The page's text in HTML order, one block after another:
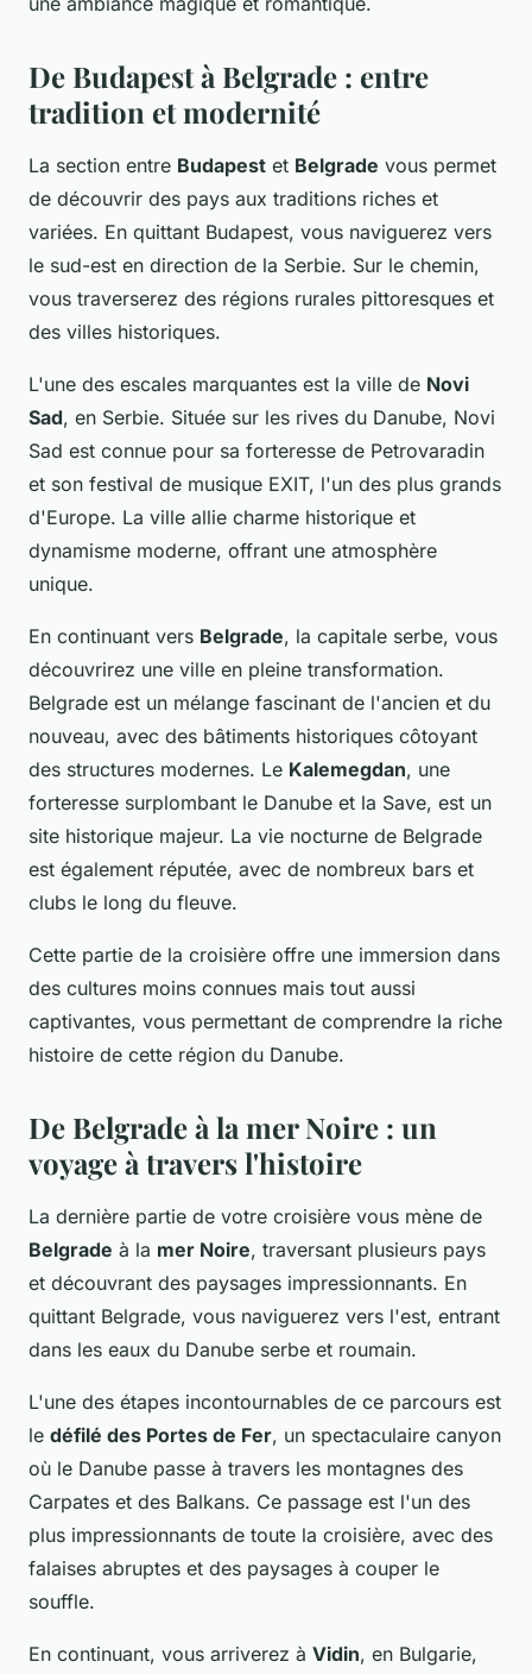
De Budapest à Belgrade : entre
tradition et modernité
La section entre Budapest et Belgrade vous permet
de découvrir des pays aux traditions riches et
variées. En quittant Budapest, vous naviguerez vers
le sud-est en direction de la Serbie. Sur le chemin,
vous traverserez des régions rurales pittoresques et
des villes historiques.
L'une des escales marquantes est la ville de Novi
Sad, en Serbie. Située sur les rives du Danube, Novi
Sad est connue pour sa forteresse de Petrovaradin
et son festival de musique EXIT, l'un des plus grands
d'Europe. La ville allie charme historique et
dynamisme moderne, offrant une atmosphère
unique.
En continuant vers Belgrade, la capitale serbe, vous
découvrirez une ville en pleine transformation.
Belgrade est un mélange fascinant de l'ancien et du
nouveau, avec des bâtiments historiques côtoyant
des structures modernes. Le Kalemegdan, une
forteresse surplombant le Danube et la Save, est un
site historique majeur. La vie nocturne de Belgrade
est également réputée, avec de nombreux bars et
clubs le long du fleuve.
Cette partie de la croisière offre une immersion dans
des cultures moins connues mais tout aussi
captivantes, vous permettant de comprendre la riche
histoire de cette région du Danube.
De Belgrade à la mer Noire : un
voyage à travers l'histoire
La dernière partie de votre croisière vous mène de
Belgrade à la mer Noire, traversant plusieurs pays
et découvrant des paysages impressionnants. En
quittant Belgrade, vous naviguerez vers l'est, entrant
dans les eaux du Danube serbe et roumain.
L'une des étapes incontournables de ce parcours est
le défilé des Portes de Fer, un spectaculaire canyon
où le Danube passe à travers les montagnes des
Carpates et des Balkans. Ce passage est l'un des
plus impressionnants de toute la croisière, avec des
falaises abruptes et des paysages à couper le
souffle.
En continuant, vous arriverez à Vidin, en Bulgarie,